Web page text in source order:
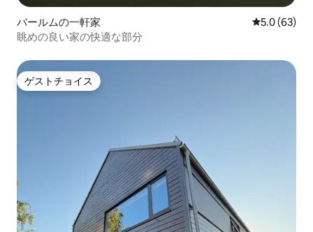
バールムの一軒家 レビュー63
5.0 (63)
眺めの良い家の快適な部分
ゲストチョイス
ゲストチョイス